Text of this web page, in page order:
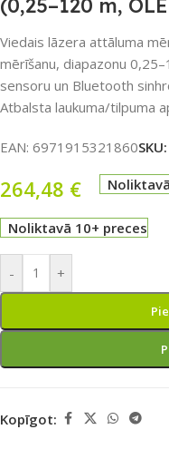
(0,25–120 m,
Viedais lāzera attāluma
mērīšanu, diapazonu
sensoru un Bluetooth
Atbalsta laukuma/tilpuma
EAN: 6971915321860SKU:
264,48 €
Noliktavā 10+ preces
- +
Kopīgot: